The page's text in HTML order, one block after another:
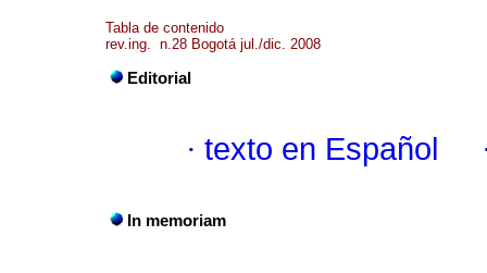
Tabla de contenido
rev.ing. n.28 Bogotá jul./dic. 2008
Editorial
· texto en Español
In memoriam